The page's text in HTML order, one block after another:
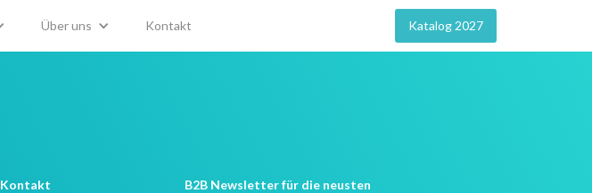
Über uns Kontakt Katalog 2027
Kontakt
B2B Newsletter für die neusten